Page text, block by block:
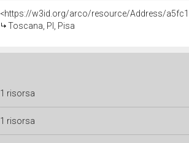
<https://w3id.org/arco/resource/Address/
Toscana, PI, Pisa
1 risorsa
1 risorsa